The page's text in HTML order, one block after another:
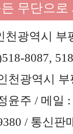
무단으
광역시 부
8087,
천광역시
윤주 / 메일 :
/ 통신판